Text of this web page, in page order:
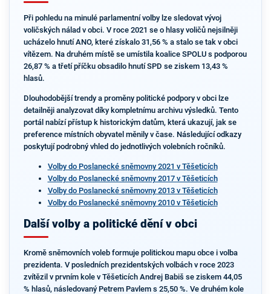
Při pohledu na minulé parlamentní volby lze sledovat vývoj
voličských nálad v obci. V roce 2021 se o hlasy voličů nejsilněji
ucházelo hnutí ANO, které získalo 31,56 % a stalo se tak v obci
vítězem. Na druhém místě se umístila koalice SPOLU s podporou
26,87 % a třetí příčku obsadilo hnutí SPD se ziskem 13,43 %
hlasů.
Dlouhodobější trendy a proměny politické podpory v obci lze
detailněji analyzovat díky kompletnímu archivu výsledků. Tento
portál nabízí přístup k historickým datům, která ukazují, jak se
preference místních obyvatel měnily v čase. Následující odkazy
poskytují podrobný vhled do jednotlivých volebních ročníků.
Volby do Poslanecké sněmovny 2021 v Těšeticích
Volby do Poslanecké sněmovny 2017 v Těšeticích
Volby do Poslanecké sněmovny 2013 v Těšeticích
Volby do Poslanecké sněmovny 2010 v Těšeticích
Další volby a politické dění v obci
Kromě sněmovních voleb formuje politickou mapu obce i volba
prezidenta. V posledních prezidentských volbách v roce 2023
zvítězil v prvním kole v Těšeticích Andrej Babiš se ziskem 44,05
% hlasů, následovaný Petrem Pavlem s 25,50 %. Ve druhém kole